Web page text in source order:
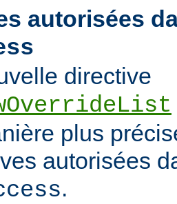
autorisées
directive
plus
autorisées
.